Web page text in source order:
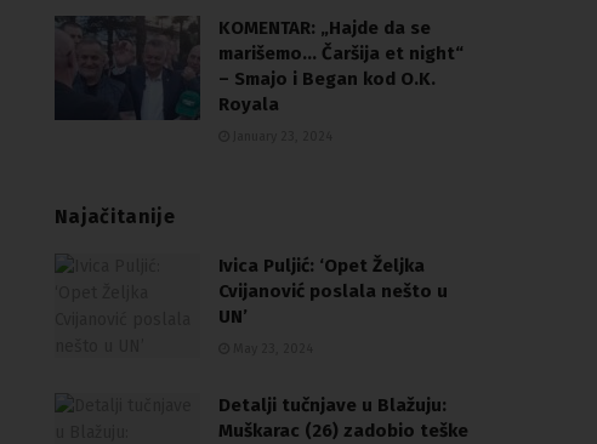
KOMENTAR: „Hajde da se
marišemo… Čaršija et night“
– Smajo i Began kod O.K.
Royala
Najačitanije
Ivica Puljić: ‘Opet Željka
Cvijanović poslala nešto u
UN’
Detalji tučnjave u Blažuju:
Muškarac (26) zadobio teške